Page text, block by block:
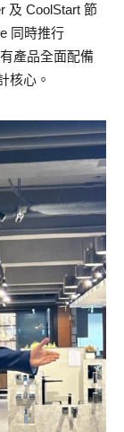
及 CoolStart 節
同時推行
產品全面配備
核心。